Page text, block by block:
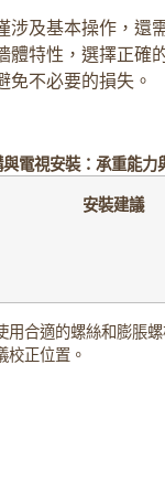
涉及基本操作，還
體特性，選擇正確
免不必要的損失。
電視安裝：承重能力
安裝建議
用合適的螺絲和膨脹
校正位置。